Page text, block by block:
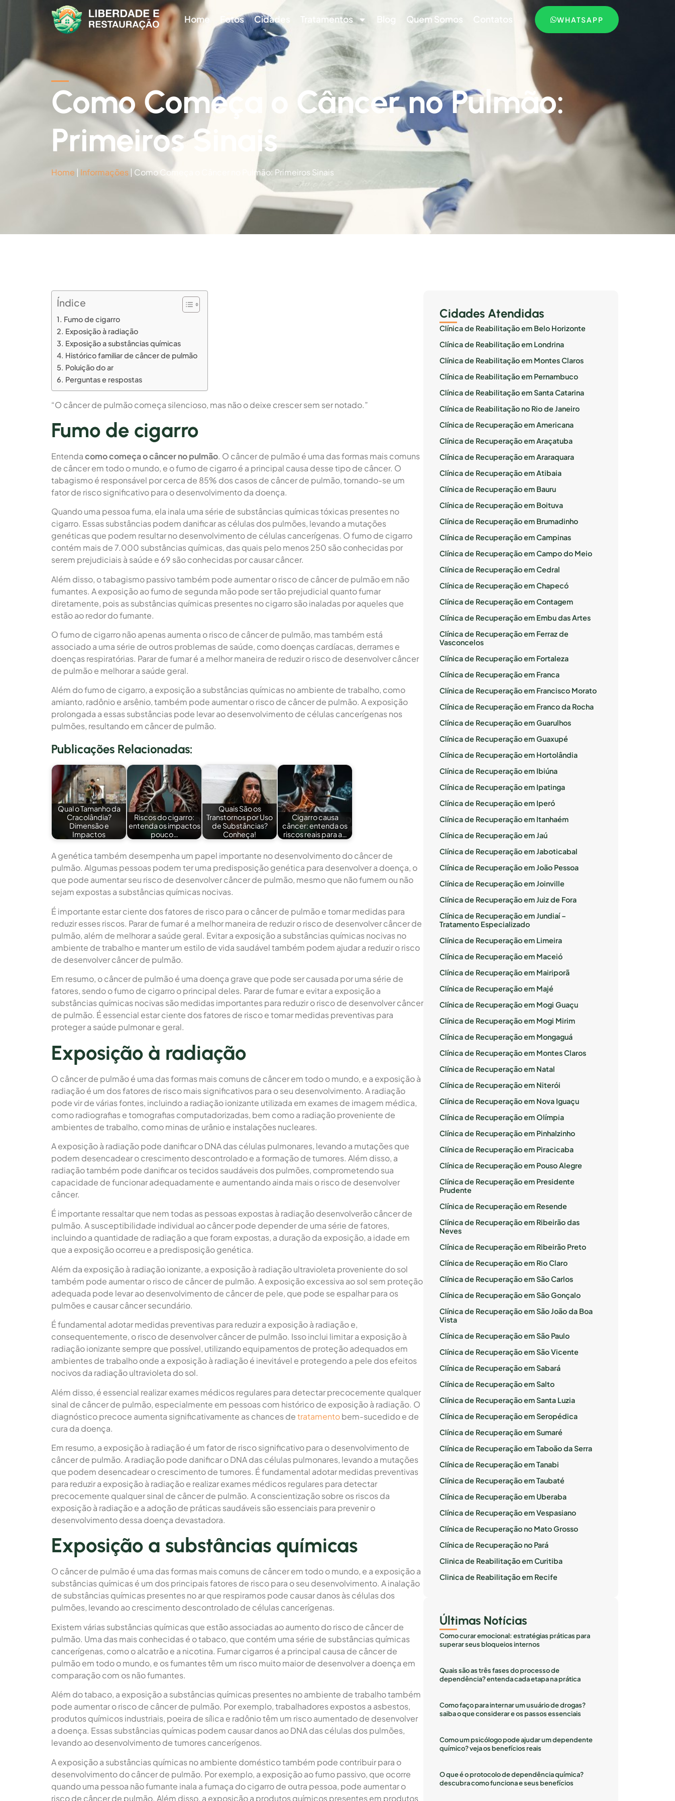
Home Fotos Cidades Tratamentos Blog Quem Somos Contatos WHATSAPP
Como Começa o Câncer no Pulmão:
Primeiros Sinais
Home | Informações | Como Começa o Câncer no Pulmão: Primeiros Sinais
Índice
Fumo de cigarro
Exposição à radiação
Exposição a substâncias químicas
Histórico familiar de câncer de pulmão
Poluição do ar
Perguntas e respostas
“O câncer de pulmão começa silencioso, mas não o deixe crescer sem ser notado.”
Fumo de cigarro
Entendacomo começa o câncer no pulmão. O câncer de pulmão é uma das formas mais comuns
de câncer em todo o mundo, e o fumo de cigarro é a principal causa desse tipo de câncer. O
tabagismo é responsável por cerca de 85% dos casos de câncer de pulmão, tornando-se um
fator de risco significativo para o desenvolvimento da doença.
Quando uma pessoa fuma, ela inala uma série de substâncias químicas tóxicas presentes no
cigarro. Essas substâncias podem danificar as células dos pulmões, levando a mutações
genéticas que podem resultar no desenvolvimento de células cancerígenas. O fumo de cigarro
contém mais de 7.000 substâncias químicas, das quais pelo menos 250 são conhecidas por
serem prejudiciais à saúde e 69 são conhecidas por causar câncer.
Além disso, o tabagismo passivo também pode aumentar o risco de câncer de pulmão em não
fumantes. A exposição ao fumo de segunda mão pode ser tão prejudicial quanto fumar
diretamente, pois as substâncias químicas presentes no cigarro são inaladas por aqueles que
estão ao redor do fumante.
O fumo de cigarro não apenas aumenta o risco de câncer de pulmão, mas também está
associado a uma série de outros problemas de saúde, como doenças cardíacas, derrames e
doenças respiratórias. Parar de fumar é a melhor maneira de reduzir o risco de desenvolver câncer
de pulmão e melhorar a saúde geral.
Além do fumo de cigarro, a exposição a substâncias químicas no ambiente de trabalho, como
amianto, radônio e arsênio, também pode aumentar o risco de câncer de pulmão. A exposição
prolongada a essas substâncias pode levar ao desenvolvimento de células cancerígenas nos
pulmões, resultando em câncer de pulmão.
Publicações Relacionadas:
Qual o Tamanho da
Cracolândia?
Dimensão e
Impactos
Riscos do cigarro:
entenda os impactos
pouco…
Quais São os
Transtornos por Uso
de Substâncias?
Conheça!
Cigarro causa
câncer: entenda os
riscos reais para a…
A genética também desempenha um papel importante no desenvolvimento do câncer de
pulmão. Algumas pessoas podem ter uma predisposição genética para desenvolver a doença, o
que pode aumentar seu risco de desenvolver câncer de pulmão, mesmo que não fumem ou não
sejam expostas a substâncias químicas nocivas.
É importante estar ciente dos fatores de risco para o câncer de pulmão e tomar medidas para
reduzir esses riscos. Parar de fumar é a melhor maneira de reduzir o risco de desenvolver câncer de
pulmão, além de melhorar a saúde geral. Evitar a exposição a substâncias químicas nocivas no
ambiente de trabalho e manter um estilo de vida saudável também podem ajudar a reduzir o risco
de desenvolver câncer de pulmão.
Em resumo, o câncer de pulmão é uma doença grave que pode ser causada por uma série de
fatores, sendo o fumo de cigarro o principal deles. Parar de fumar e evitar a exposição a
substâncias químicas nocivas são medidas importantes para reduzir o risco de desenvolver câncer
de pulmão. É essencial estar ciente dos fatores de risco e tomar medidas preventivas para
proteger a saúde pulmonar e geral.
Exposição à radiação
O câncer de pulmão é uma das formas mais comuns de câncer em todo o mundo, e a exposição à
radiação é um dos fatores de risco mais significativos para o seu desenvolvimento. A radiação
pode vir de várias fontes, incluindo a radiação ionizante utilizada em exames de imagem médica,
como radiografias e tomografias computadorizadas, bem como a radiação proveniente de
ambientes de trabalho, como minas de urânio e instalações nucleares.
A exposição à radiação pode danificar o DNA das células pulmonares, levando a mutações que
podem desencadear o crescimento descontrolado e a formação de tumores. Além disso, a
radiação também pode danificar os tecidos saudáveis dos pulmões, comprometendo sua
capacidade de funcionar adequadamente e aumentando ainda mais o risco de desenvolver
câncer.
É importante ressaltar que nem todas as pessoas expostas à radiação desenvolverão câncer de
pulmão. A susceptibilidade individual ao câncer pode depender de uma série de fatores,
incluindo a quantidade de radiação a que foram expostas, a duração da exposição, a idade em
que a exposição ocorreu e a predisposição genética.
Além da exposição à radiação ionizante, a exposição à radiação ultravioleta proveniente do sol
também pode aumentar o risco de câncer de pulmão. A exposição excessiva ao sol sem proteção
adequada pode levar ao desenvolvimento de câncer de pele, que pode se espalhar para os
pulmões e causar câncer secundário.
É fundamental adotar medidas preventivas para reduzir a exposição à radiação e,
consequentemente, o risco de desenvolver câncer de pulmão. Isso inclui limitar a exposição à
radiação ionizante sempre que possível, utilizando equipamentos de proteção adequados em
ambientes de trabalho onde a exposição à radiação é inevitável e protegendo a pele dos efeitos
nocivos da radiação ultravioleta do sol.
Além disso, é essencial realizar exames médicos regulares para detectar precocemente qualquer
sinal de câncer de pulmão, especialmente em pessoas com histórico de exposição à radiação. O
diagnóstico precoce aumenta significativamente as chances detratamentobem-sucedido e de
cura da doença.
Em resumo, a exposição à radiação é um fator de risco significativo para o desenvolvimento de
câncer de pulmão. A radiação pode danificar o DNA das células pulmonares, levando a mutações
que podem desencadear o crescimento de tumores. É fundamental adotar medidas preventivas
para reduzir a exposição à radiação e realizar exames médicos regulares para detectar
precocemente qualquer sinal de câncer de pulmão. A conscientização sobre os riscos da
exposição à radiação e a adoção de práticas saudáveis são essenciais para prevenir o
desenvolvimento dessa doença devastadora.
Exposição a substâncias químicas
O câncer de pulmão é uma das formas mais comuns de câncer em todo o mundo, e a exposição a
substâncias químicas é um dos principais fatores de risco para o seu desenvolvimento. A inalação
de substâncias químicas presentes no ar que respiramos pode causar danos às células dos
pulmões, levando ao crescimento descontrolado de células cancerígenas.
Existem várias substâncias químicas que estão associadas ao aumento do risco de câncer de
pulmão. Uma das mais conhecidas é o tabaco, que contém uma série de substâncias químicas
cancerígenas, como o alcatrão e a nicotina. Fumar cigarros é a principal causa de câncer de
pulmão em todo o mundo, e os fumantes têm um risco muito maior de desenvolver a doença em
comparação com os não fumantes.
Além do tabaco, a exposição a substâncias químicas presentes no ambiente de trabalho também
pode aumentar o risco de câncer de pulmão. Por exemplo, trabalhadores expostos a asbestos,
produtos químicos industriais, poeira de sílica e radônio têm um risco aumentado de desenvolver
a doença. Essas substâncias químicas podem causar danos ao DNA das células dos pulmões,
levando ao desenvolvimento de tumores cancerígenos.
A exposição a substâncias químicas no ambiente doméstico também pode contribuir para o
desenvolvimento do câncer de pulmão. Por exemplo, a exposição ao fumo passivo, que ocorre
quando uma pessoa não fumante inala a fumaça do cigarro de outra pessoa, pode aumentar o
risco de câncer de pulmão. Além disso, a exposição a produtos químicos presentes em produtos
Cidades Atendidas
Clínica de Reabilitação em Belo Horizonte
Clínica de Reabilitação em Londrina
Clínica de Reabilitação em Montes Claros
Clínica de Reabilitação em Pernambuco
Clínica de Reabilitação em Santa Catarina
Clínica de Reabilitação no Rio de Janeiro
Clínica de Recuperação em Americana
Clínica de Recuperação em Araçatuba
Clínica de Recuperação em Araraquara
Clínica de Recuperação em Atibaia
Clínica de Recuperação em Bauru
Clínica de Recuperação em Boituva
Clínica de Recuperação em Brumadinho
Clínica de Recuperação em Campinas
Clínica de Recuperação em Campo do Meio
Clínica de Recuperação em Cedral
Clínica de Recuperação em Chapecó
Clínica de Recuperação em Contagem
Clínica de Recuperação em Embu das Artes
Clínica de Recuperação em Ferraz de
Vasconcelos
Clínica de Recuperação em Fortaleza
Clínica de Recuperação em Franca
Clínica de Recuperação em Francisco Morato
Clínica de Recuperação em Franco da Rocha
Clínica de Recuperação em Guarulhos
Clínica de Recuperação em Guaxupé
Clínica de Recuperação em Hortolândia
Clínica de Recuperação em Ibiúna
Clínica de Recuperação em Ipatinga
Clínica de Recuperação em Iperó
Clínica de Recuperação em Itanhaém
Clínica de Recuperação em Jaú
Clínica de Recuperação em Jaboticabal
Clínica de Recuperação em João Pessoa
Clínica de Recuperação em Joinville
Clínica de Recuperação em Juiz de Fora
Clínica de Recuperação em Jundiaí –
Tratamento Especializado
Clínica de Recuperação em Limeira
Clínica de Recuperação em Maceió
Clínica de Recuperação em Mairiporã
Clínica de Recuperação em Majé
Clínica de Recuperação em Mogi Guaçu
Clínica de Recuperação em Mogi Mirim
Clínica de Recuperação em Mongaguá
Clínica de Recuperação em Montes Claros
Clínica de Recuperação em Natal
Clínica de Recuperação em Niterói
Clínica de Recuperação em Nova Iguaçu
Clínica de Recuperação em Olímpia
Clínica de Recuperação em Pinhalzinho
Clínica de Recuperação em Piracicaba
Clínica de Recuperação em Pouso Alegre
Clínica de Recuperação em Presidente
Prudente
Clínica de Recuperação em Resende
Clínica de Recuperação em Ribeirão das
Neves
Clínica de Recuperação em Ribeirão Preto
Clínica de Recuperação em Rio Claro
Clínica de Recuperação em São Carlos
Clínica de Recuperação em São Gonçalo
Clínica de Recuperação em São João da Boa
Vista
Clínica de Recuperação em São Paulo
Clínica de Recuperação em São Vicente
Clínica de Recuperação em Sabará
Clínica de Recuperação em Salto
Clínica de Recuperação em Santa Luzia
Clínica de Recuperação em Seropédica
Clínica de Recuperação em Sumaré
Clínica de Recuperação em Taboão da Serra
Clínica de Recuperação em Tanabi
Clínica de Recuperação em Taubaté
Clínica de Recuperação em Uberaba
Clínica de Recuperação em Vespasiano
Clínica de Recuperação no Mato Grosso
Clínica de Recuperação no Pará
Clinica de Reabilitação em Curitiba
Clinica de Reabilitação em Recife
Últimas Notícias
Como curar emocional: estratégias práticas para
superar seus bloqueios internos
Quais são as três fases do processo de
dependência? entenda cada etapa na prática
Como faço para internar um usuário de drogas?
saiba o que considerar e os passos essenciais
Como um psicólogo pode ajudar um dependente
químico? veja os benefícios reais
O que é o protocolo de dependência química?
descubra como funciona e seus benefícios